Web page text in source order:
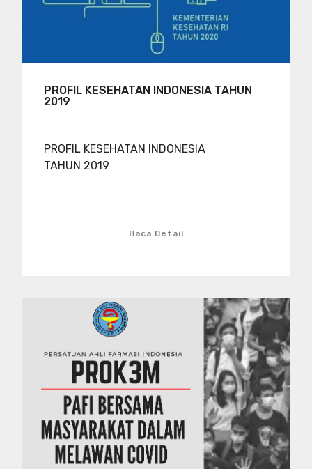
PROFIL KESEHATAN INDONESIA TAHUN
2019
PROFIL KESEHATAN INDONESIA
TAHUN 2019
Baca Detail